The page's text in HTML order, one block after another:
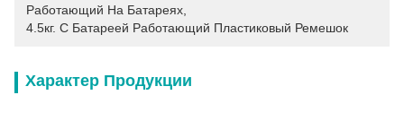
Работающий На Батареях
4.5кг. С Батареей Работающий Пластиковый Ремешок
Характер Продукции